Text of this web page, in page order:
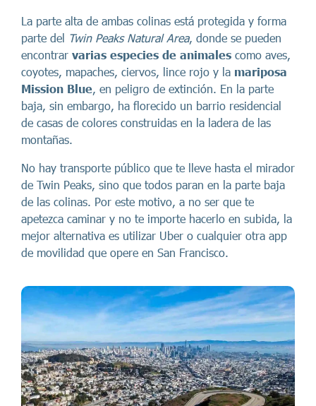
La parte alta de ambas colinas está protegida y forma
parte del Twin Peaks Natural Area, donde se pueden
encontrar varias especies de animales como aves,
coyotes, mapaches, ciervos, lince rojo y la mariposa
Mission Blue , en peligro de extinción. En la parte
baja, sin embargo, ha florecido un barrio residencial
de casas de colores construidas en la ladera de las
montañas.
No hay transporte público que te lleve hasta el mirador
de Twin Peaks, sino que todos paran en la parte baja
de las colinas. Por este motivo, a no ser que te
apetezca caminar y no te importe hacerlo en subida, la
mejor alternativa es utilizar Uber o cualquier otra app
de movilidad que opere en San Francisco.